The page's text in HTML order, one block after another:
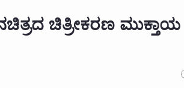
ಚಿತ್ರೀಕರಣ ಮುಕ್ತಾಯ